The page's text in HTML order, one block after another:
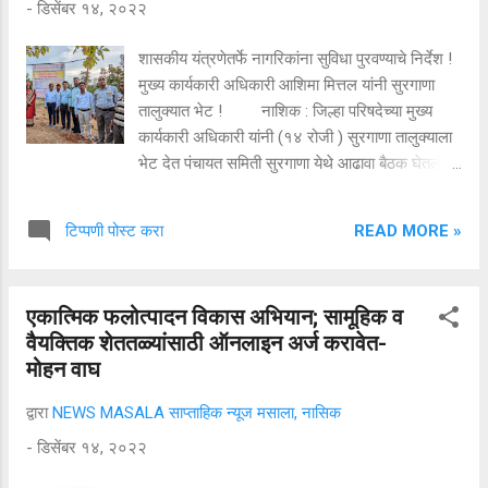
आहे. महास्पर्धेचे नियम असे आहेत. दर महिन्याच्या ३०
होणार आहे. प्रत्येक महिन्याला वेगळे...
- डिसेंबर १४, २०२२
शासकीय यंत्रणेतर्फे नागरिकांना सुविधा पुरवण्याचे निर्देश !
मुख्य कार्यकारी अधिकारी आशिमा मित्तल यांनी सुरगाणा
तालुक्यात भेट ! नाशिक : जिल्हा परिषदेच्या मुख्य
कार्यकारी अधिकारी यांनी (१४ रोजी ) सुरगाणा तालुक्याला
भेट देत पंचायत समिती सुरगाणा येथे आढावा बैठक घेतली.
उपमुख्य कार्यकारी अधिकारी ग्रामपंचायत रवींद्र परदेशी,
सुरगाणा तालुक्यात जिल्हा परिषदेच्या अंतर्गत असणाऱ्या
सर्व शासकीय कार्यालयांनी नागरिकांना सर्व सुविधा
यावेळी केले. शासकीय यंत्रणा सुरगाणा तालुक्याचा सर्वांगीण
विकासासाठी कटिबद्ध आहे असेही त्यांनी सांगितले.
टिप्पणी पोस्ट करा READ MORE »
एकात्मिक फलोत्पादन विकास अभियान; सामूहिक व
वैयक्तिक शेततळ्यांसाठी ऑनलाइन अर्ज करावेत-
मोहन वाघ
द्वाराNEWS MASALA साप्ताहिक न्यूज मसाला, नासिक
- डिसेंबर १४, २०२२